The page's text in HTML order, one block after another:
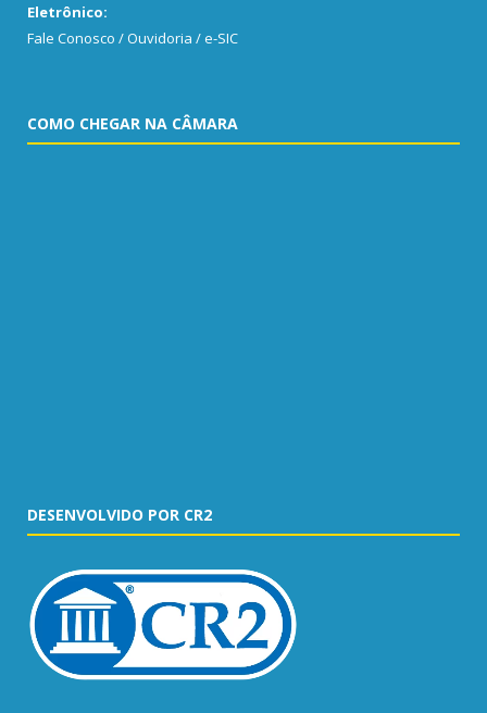
Eletrônico:
Fale Conosco / Ouvidoria / e-SIC
COMO CHEGAR NA CÂMARA
DESENVOLVIDO POR CR2